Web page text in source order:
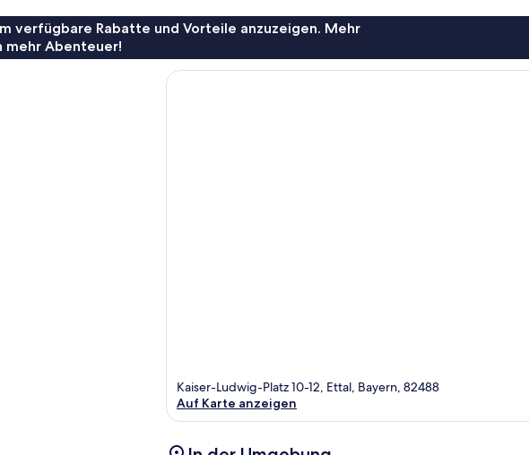
verfügbare Rabatte und Vorteile anzuzeigen. Mehr
mehr Abenteuer!
Kaiser-Ludwig-Platz 10-12, Ettal, Bayern, 82488
Auf Karte anzeigen